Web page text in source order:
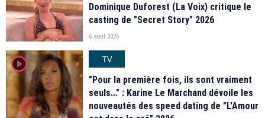
Dominique Duforest (La Voix) critique le
casting de "Secret Story" 2026
6 août 2026
player2
TV
"Pour la première fois, ils sont vraiment
seuls…" : Karine Le Marchand dévoile les
nouveautés des speed dating de "L'Amour